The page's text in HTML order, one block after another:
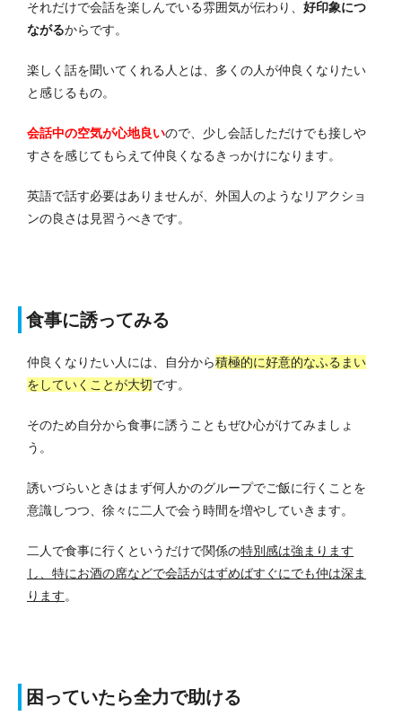
それだけで会話を楽しんでいる雰囲気が伝わり、 好印象につ
ながるからです。
楽しく話を聞いてくれる人とは、多くの人が仲良くなりたい
と感じるもの。
会話中の空気が心地良いので、少し会話しただけでも接しや
すさを感じてもらえて仲良くなるきっかけになります。
英語で話す必要はありませんが、外国人のようなリアクショ
ンの良さは見習うべきです。
食事に誘ってみる
仲良くなりたい人には、自分から積極的に好意的なふるまい
をしていくことが大切です。
そのため自分から食事に誘うこともぜひ心がけてみましょ
う。
誘いづらいときはまず何人かのグループでご飯に行くことを
意識しつつ、徐々に二人で会う時間を増やしていきます。
二人で食事に行くというだけで関係の特別感は強まります
し、特にお酒の席などで会話がはずめばすぐにでも仲は深ま
ります。
困っていたら全力で助ける